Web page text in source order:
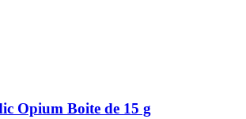
Opium Boite de 15 g